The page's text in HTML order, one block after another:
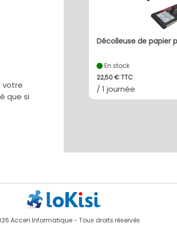
votre
que si
Décolleuse de papier
En stock
22,50 € TTC
/ 1 journée
Accen Informatique - Tous droits réservés